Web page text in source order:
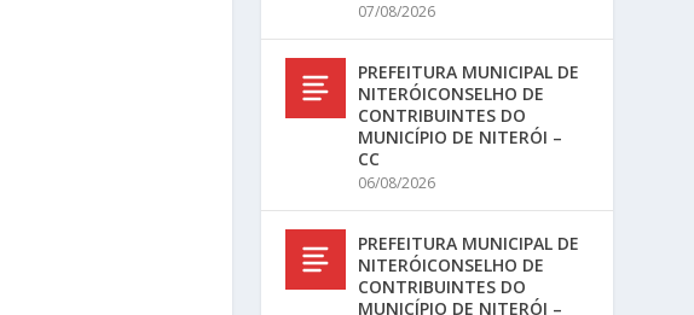
07/08/2026
PREFEITURA MUNICIPAL DE
NITERÓICONSELHO DE
CONTRIBUINTES DO
MUNICÍPIO DE NITERÓI –
CC
06/08/2026
PREFEITURA MUNICIPAL DE
NITERÓICONSELHO DE
CONTRIBUINTES DO
MUNICÍPIO DE NITERÓI –